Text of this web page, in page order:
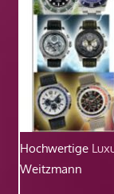
Hochwertige
Weitzmann